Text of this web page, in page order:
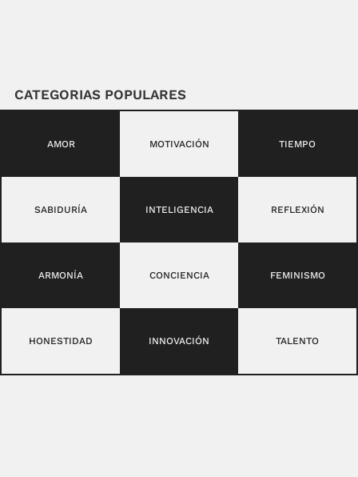
CATEGORIAS POPULARES
AMOR MOTIVACIÓN TIEMPO
SABIDURÍA INTELIGENCIA REFLEXIÓN
ARMONÍA CONCIENCIA FEMINISMO
HONESTIDAD INNOVACIÓN TALENTO